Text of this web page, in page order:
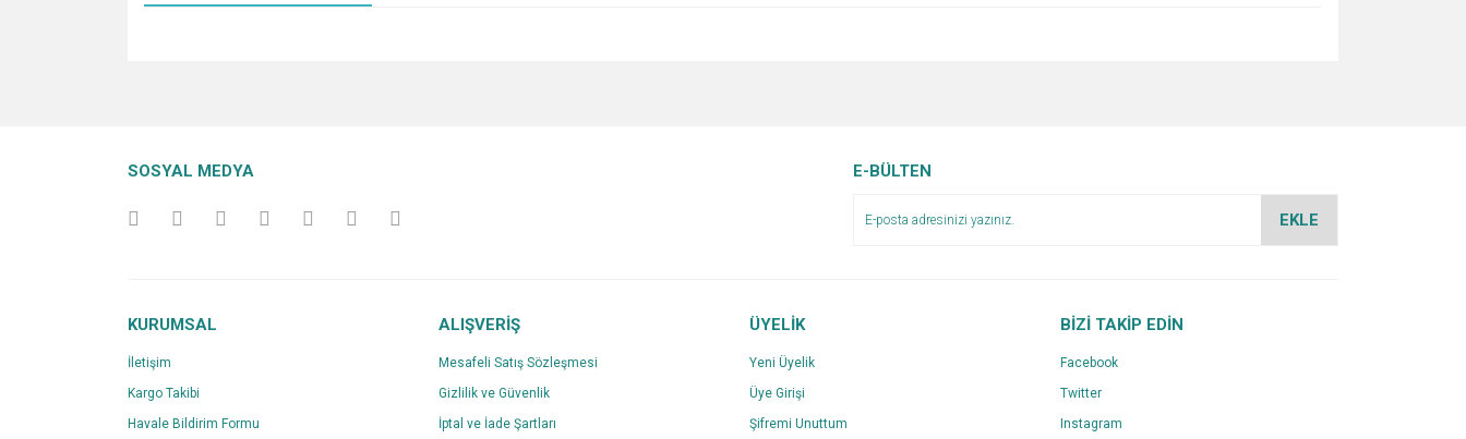
Ürün açıklamasında eksik bilgiler bulunuyor.
SOSYAL MEDYA E-BÜLTEN
EKLE
KURUMSAL
İletişim
Kargo Takibi
Havale Bildirim Formu
ALIŞVERİŞ
Mesafeli Satış Sözleşmesi
Gizlilik ve Güvenlik
İptal ve İade Şartları
ÜYELİK
Yeni Üyelik
Üye Girişi
Şifremi Unuttum
BİZİ TAKİP EDİN
Facebook
Twitter
Instagram